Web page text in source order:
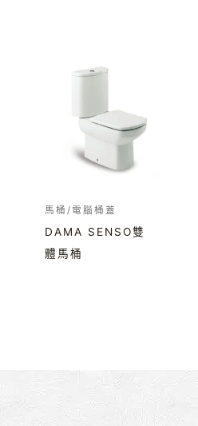
馬桶/電腦桶蓋
DAMA SENSO雙
體馬桶